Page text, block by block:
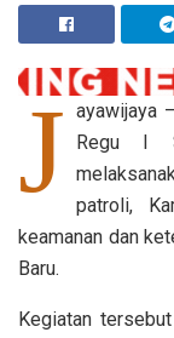
J ayawijaya
Regu I
patroli,
keamanan dan
Baru.
Kegiatan